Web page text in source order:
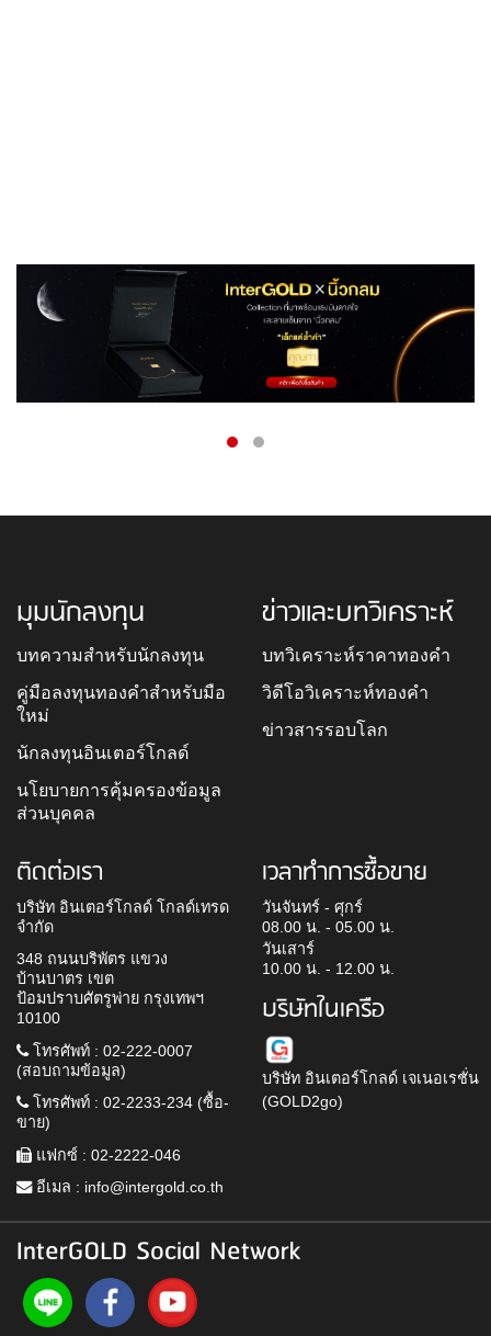
มุมนักลงทุน
บทความสำหรับนักลงทุน
คู่มือลงทุนทองคำสำหรับมือ
ใหม่
นักลงทุนอินเตอร์โกลด์
นโยบายการคุ้มครองข้อมูล
ส่วนบุคคล
ข่าวและบทวิเคราะห์
บทวิเคราะห์ราคาทองคำ
วิดีโอวิเคราะห์ทองคำ
ข่าวสารรอบโลก
ติดต่อเรา
บริษัท อินเตอร์โกลด์ โกลด์เทรด
จำกัด
348 ถนนบริพัตร แขวง
บ้านบาตร เขต
ป้อมปราบศัตรูพ่าย กรุงเทพฯ
10100
โทรศัพท์ : 02-222-0007
(สอบถามข้อมูล)
โทรศัพท์ : 02-2233-234 (ซื้อ-
ขาย)
แฟกซ์ : 02-2222-046
อีเมล : info@intergold.co.th
เวลาทำการซื้อขาย
วันจันทร์ - ศุกร์
08.00 น. - 05.00 น.
วันเสาร์
10.00 น. - 12.00 น.
บริษัทในเครือ
บริษัท อินเตอร์โกลด์ เจเนอเรชั่น
(GOLD2go)
InterGOLD Social Network